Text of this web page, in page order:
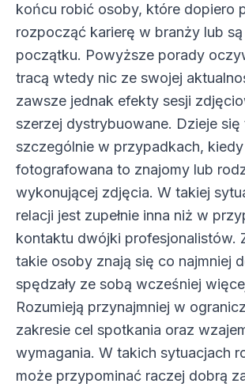
końcu robić osoby, które dopiero
rozpocząć karierę w branży lub są
początku. Powyższe porady
tracą wtedy nic ze swojej
zawsze jednak efekty sesji
szerzej dystrybuowane. Dzieje się
szczególnie w przypadkach,
fotografowana to znajomy lub
wykonującej zdjęcia. W takiej
relacji jest zupełnie inna niż w
kontaktu dwójki profesjonalistów.
takie osoby znają się co najmniej
spędzały ze sobą wcześniej
Rozumieją przynajmniej w
zakresie cel spotkania oraz
wymagania. W takich sytuacjach
może przypominać raczej dobrą